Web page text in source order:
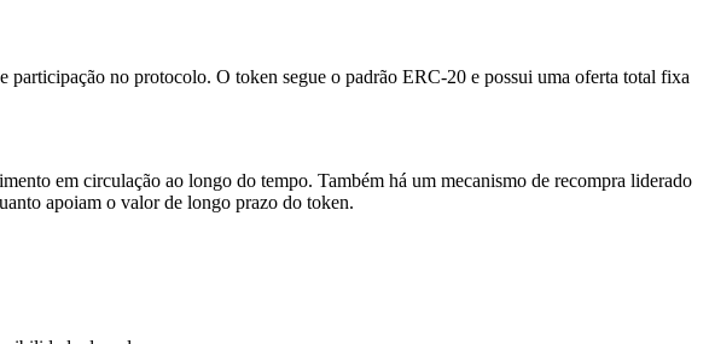
no protocolo. O token segue o padrão ERC-20 e possui uma oferta total fixa
em circulação ao longo do tempo. Também há um mecanismo de recompra liderado
apoiam o valor de longo prazo do token.